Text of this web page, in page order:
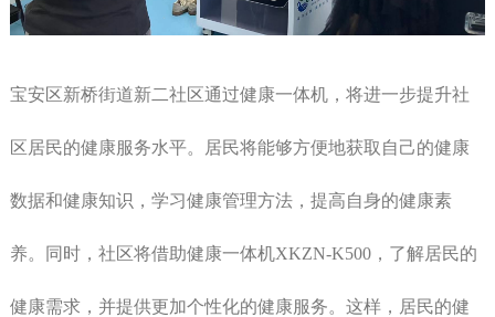
宝安区新桥街道新二社区通过健康一体机，将进一步提升社
区居民的健康服务水平。居民将能够方便地获取自己的健康
数据和健康知识，学习健康管理方法，提高自身的健康素
养。同时，社区将借助健康一体机XKZN-K500，了解居民的
健康需求，并提供更加个性化的健康服务。这样，居民的健